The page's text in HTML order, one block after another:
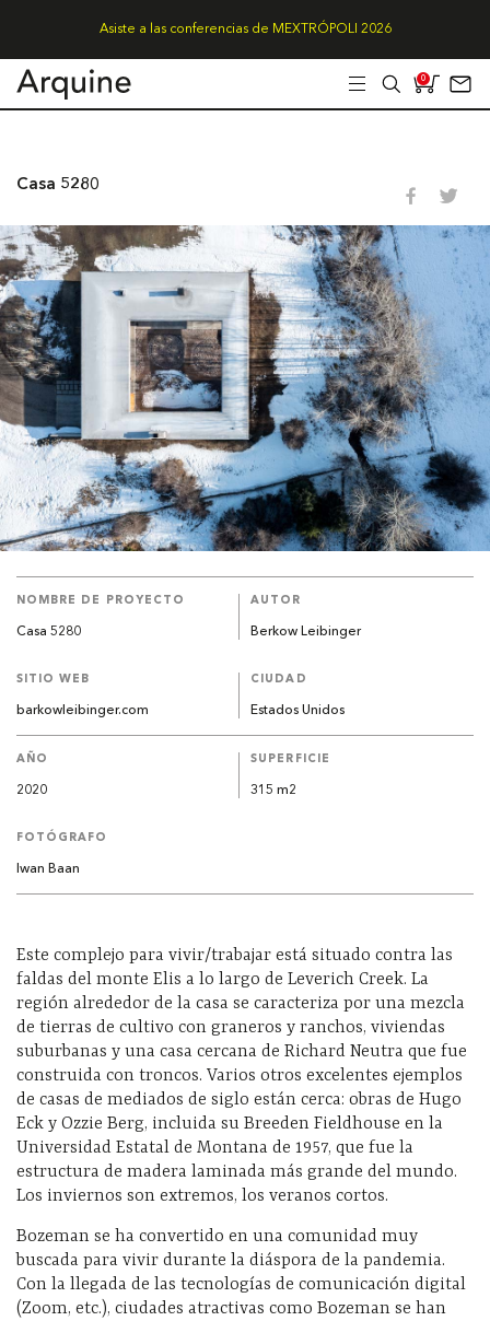
Asiste a las conferencias de MEXTRÓPOLI 2026
0
Casa 5280
NOMBRE DE PROYECTO
Casa 5280
AUTOR
Berkow Leibinger
SITIO WEB
barkowleibinger.com
CIUDAD
Estados Unidos
AÑO
2020
SUPERFICIE
315 m2
FOTÓGRAFO
Iwan Baan
Este complejo para vivir/trabajar está situado contra las
faldas del monte Elis a lo largo de Leverich Creek. La
región alrededor de la casa se caracteriza por una mezcla
de tierras de cultivo con graneros y ranchos, viviendas
suburbanas y una casa cercana de Richard Neutra que fue
construida con troncos. Varios otros excelentes ejemplos
de casas de mediados de siglo están cerca: obras de Hugo
Eck y Ozzie Berg, incluida su Breeden Fieldhouse en la
Universidad Estatal de Montana de 1957, que fue la
estructura de madera laminada más grande del mundo.
Los inviernos son extremos, los veranos cortos.
Bozeman se ha convertido en una comunidad muy
buscada para vivir durante la diáspora de la pandemia.
Con la llegada de las tecnologías de comunicación digital
(Zoom, etc.), ciudades atractivas como Bozeman se han